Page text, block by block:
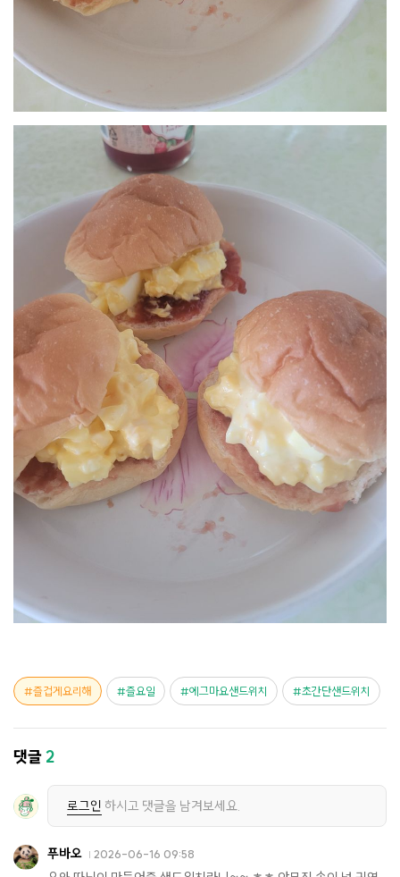
즐겁게요리해 즐요일 에그마요샌드위치 초간단샌드위치
댓글2
로그인 하시고 댓글을 남겨보세요.
푸바오 2026-06-16 09:58